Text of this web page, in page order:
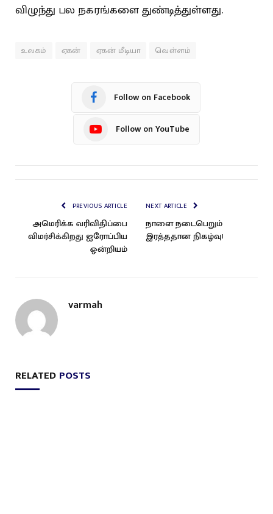
விழுந்து பல நகரங்களை துண்டித்துள்ளது.
உலகம் ஏகன் ஏகன் மீடியா வெள்ளம்
Follow on Facebook
Follow on YouTube
PREVIOUS ARTICLE
அமெரிக்க வரிவிதிப்பை
விமர்சிக்கிறது ஐரோப்பிய
ஒன்றியம்
NEXT ARTICLE
நாளை நடைபெறும்
இரத்ததான நிகழ்வு!
varmah
RELATED POSTS